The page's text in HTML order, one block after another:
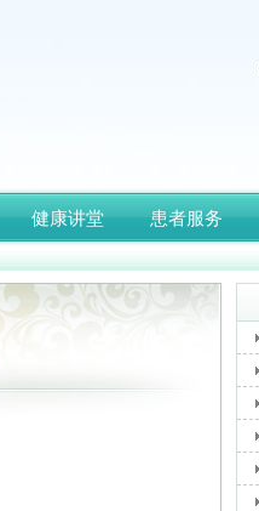
健康讲堂 患者服务